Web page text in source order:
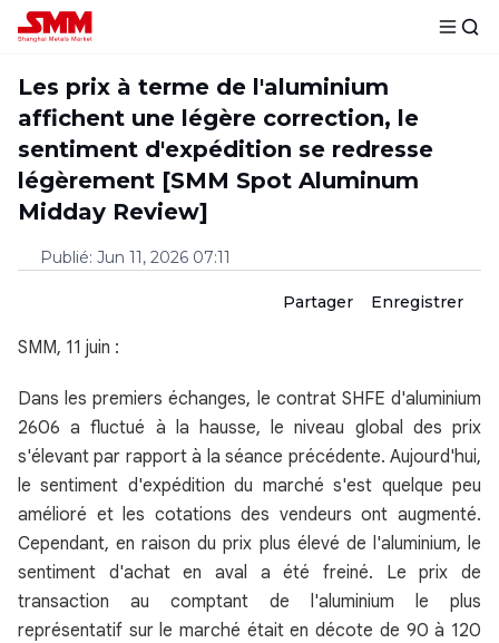
Les prix à terme de l'aluminium
affichent une légère correction, le
sentiment d'expédition se redresse
légèrement [SMM Spot Aluminum
Midday Review]
Publié: Jun 11, 2026 07:11
Partager Enregistrer
SMM, 11 juin :
Dans les premiers échanges, le contrat SHFE d'aluminium
2606 a fluctué à la hausse, le niveau global des prix
s'élevant par rapport à la séance précédente. Aujourd'hui,
le sentiment d'expédition du marché s'est quelque peu
amélioré et les cotations des vendeurs ont augmenté.
Cependant, en raison du prix plus élevé de l'aluminium, le
sentiment d'achat en aval a été freiné. Le prix de
transaction au comptant de l'aluminium le plus
représentatif sur le marché était en décote de 90 à 120